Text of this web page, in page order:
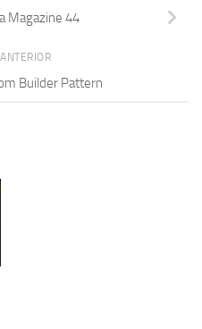
Magazine 44
Builder Pattern